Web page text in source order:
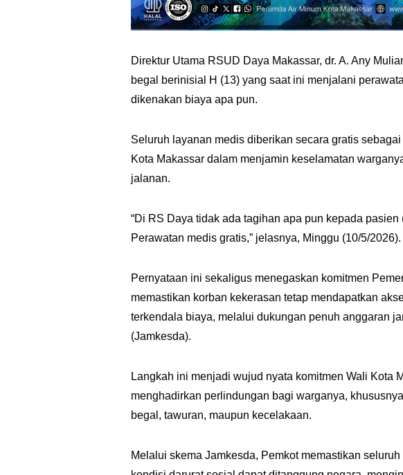
Direktur Utama RSUD Daya Makassar, dr. A. Any
begal berinisial H (13) yang saat ini menjalani
dikenakan biaya apa pun.
Seluruh layanan medis diberikan secara gratis
Kota Makassar dalam menjamin keselamatan
jalanan.
“Di RS Daya tidak ada tagihan apa pun kepada
Perawatan medis gratis,” jelasnya, Minggu (10/5/2026).
Pernyataan ini sekaligus menegaskan komitmen
memastikan korban kekerasan tetap mendapatkan
terkendala biaya, melalui dukungan penuh anggaran
(Jamkesda).
Langkah ini menjadi wujud nyata komitmen Wali Kota
menghadirkan perlindungan bagi warganya,
begal, tawuran, maupun kecelakaan.
Melalui skema Jamkesda, Pemkot memastikan